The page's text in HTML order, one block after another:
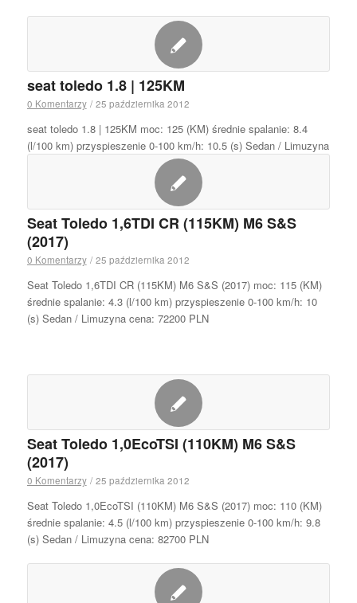
seat toledo 1.8 | 125KM
0 Komentarzy / 25 października 2012
seat toledo 1.8 | 125KM moc: 125 (KM) średnie spalanie: 8.4
(l/100 km) przyspieszenie 0-100 km/h: 10.5 (s) Sedan / Limuzyna
Seat Toledo 1,6TDI CR (115KM) M6 S&S
(2017)
0 Komentarzy / 25 października 2012
Seat Toledo 1,6TDI CR (115KM) M6 S&S (2017) moc: 115 (KM)
średnie spalanie: 4.3 (l/100 km) przyspieszenie 0-100 km/h: 10
(s) Sedan / Limuzyna cena: 72200 PLN
Seat Toledo 1,0EcoTSI (110KM) M6 S&S
(2017)
0 Komentarzy / 25 października 2012
Seat Toledo 1,0EcoTSI (110KM) M6 S&S (2017) moc: 110 (KM)
średnie spalanie: 4.5 (l/100 km) przyspieszenie 0-100 km/h: 9.8
(s) Sedan / Limuzyna cena: 82700 PLN